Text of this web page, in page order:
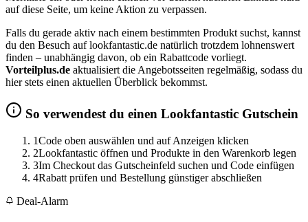
auf diese Seite, um keine Aktion zu verpassen.
Falls du gerade aktiv nach einem bestimmten Produkt suchst, kannst
du den Besuch auf lookfantastic.de natürlich trotzdem lohnenswert
finden – unabhängig davon, ob ein Rabattcode vorliegt.
Vorteilplus.de aktualisiert die Angebotsseiten regelmäßig, sodass du
hier stets einen aktuellen Überblick bekommst.
So verwendest du einen Lookfantastic Gutschein
1Code oben auswählen und auf Anzeigen klicken
2Lookfantastic öffnen und Produkte in den Warenkorb legen
3Im Checkout das Gutscheinfeld suchen und Code einfügen
4Rabatt prüfen und Bestellung günstiger abschließen
Deal-Alarm